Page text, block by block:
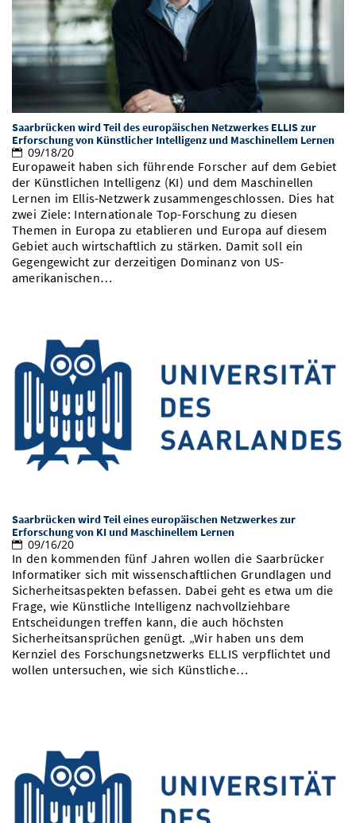
Vom Studium in den Beruf
Study Scheduler
Bibliothek
Open Science/Open Access
Start-ups
IT-Themenabend
Ranking
Zahlen & Fakten
Preise, Auszeichnungen und Förderungen
Kontakt
SIC Merchandise
SIC Podcast
Anfahrt
AnsprechpartnerInnen, Personen, Forschungsgruppen
Termine, Vorträge und Veranstaltungen
Alumni
Saarbrücken wird Teil des europäischen Netzwerkes ELLIS zur
Erforschung von Künstlicher Intelligenz und Maschinellem Lernen
09/18/20
Europaweit haben sich führende Forscher auf dem Gebiet
der Künstlichen Intelligenz (KI) und dem Maschinellen
Lernen im Ellis-Netzwerk zusammengeschlossen. Dies hat
zwei Ziele: Internationale Top-Forschung zu diesen
Themen in Europa zu etablieren und Europa auf diesem
Gebiet auch wirtschaftlich zu stärken. Damit soll ein
Gegengewicht zur derzeitigen Dominanz von US-
amerikanischen…
Saarbrücken wird Teil eines europäischen Netzwerkes zur
Erforschung von KI und Maschinellem Lernen
09/16/20
In den kommenden fünf Jahren wollen die Saarbrücker
Informatiker sich mit wissenschaftlichen Grundlagen und
Sicherheitsaspekten befassen. Dabei geht es etwa um die
Frage, wie Künstliche Intelligenz nachvollziehbare
Entscheidungen treffen kann, die auch höchsten
Sicherheitsansprüchen genügt. „Wir haben uns dem
Kernziel des Forschungsnetzwerks ELLIS verpflichtet und
wollen untersuchen, wie sich Künstliche…